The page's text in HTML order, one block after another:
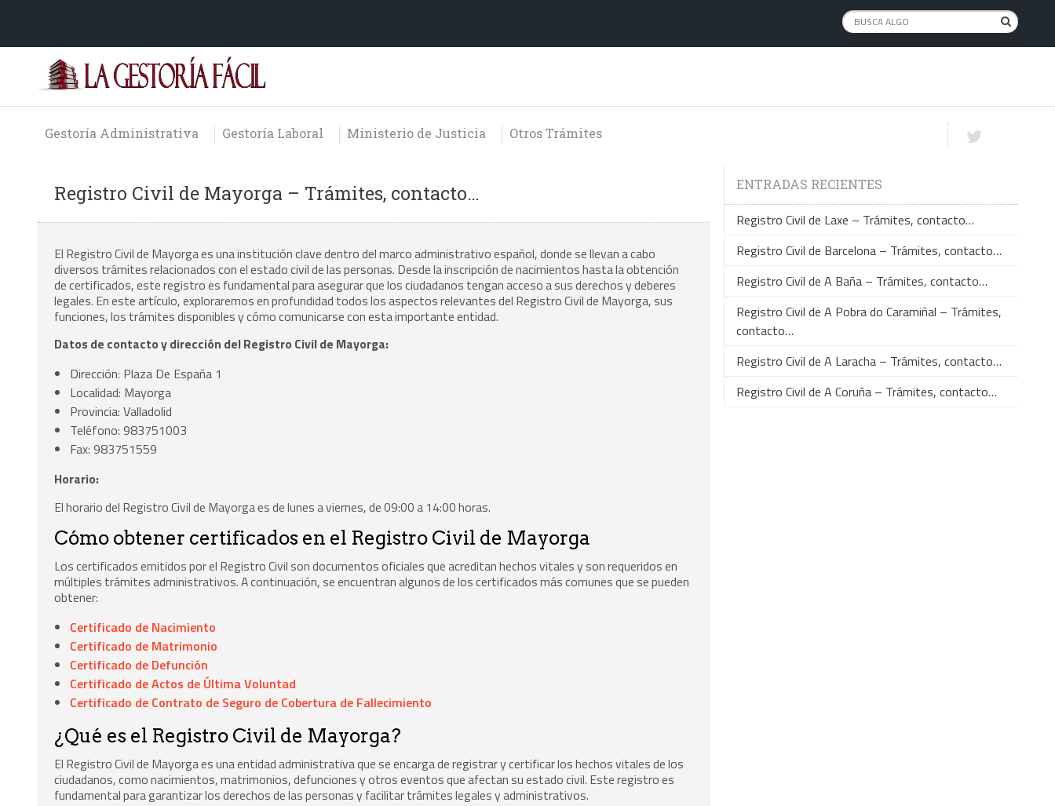
Gestoría Administrativa Gestoría Laboral Ministerio de Justicia Otros Trámites
Registro Civil de Mayorga – Trámites, contacto…
El Registro Civil de Mayorga es una institución clave dentro del marco administrativo español, donde se llevan a cabo
diversos trámites relacionados con el estado civil de las personas. Desde la inscripción de nacimientos hasta la obtención
de certificados, este registro es fundamental para asegurar que los ciudadanos tengan acceso a sus derechos y deberes
legales. En este artículo, exploraremos en profundidad todos los aspectos relevantes del Registro Civil de Mayorga, sus
funciones, los trámites disponibles y cómo comunicarse con esta importante entidad.
Datos de contacto y dirección del Registro Civil de Mayorga:
Dirección: Plaza De España 1
Localidad: Mayorga
Provincia: Valladolid
Teléfono: 983751003
Fax: 983751559
Horario:
El horario del Registro Civil de Mayorga es de lunes a viernes, de 09:00 a 14:00 horas.
Cómo obtener certificados en el Registro Civil de Mayorga
Los certificados emitidos por el Registro Civil son documentos oficiales que acreditan hechos vitales y son requeridos en
múltiples trámites administrativos. A continuación, se encuentran algunos de los certificados más comunes que se pueden
obtener:
Certificado de Nacimiento
Certificado de Matrimonio
Certificado de Defunción
Certificado de Actos de Última Voluntad
Certificado de Contrato de Seguro de Cobertura de Fallecimiento
¿Qué es el Registro Civil de Mayorga?
El Registro Civil de Mayorga es una entidad administrativa que se encarga de registrar y certificar los hechos vitales de los
ciudadanos, como nacimientos, matrimonios, defunciones y otros eventos que afectan su estado civil. Este registro es
fundamental para garantizar los derechos de las personas y facilitar trámites legales y administrativos.
ENTRADAS RECIENTES
Registro Civil de Laxe – Trámites, contacto…
Registro Civil de Barcelona – Trámites, contacto…
Registro Civil de A Baña – Trámites, contacto…
Registro Civil de A Pobra do Caramiñal – Trámites,
contacto…
Registro Civil de A Laracha – Trámites, contacto…
Registro Civil de A Coruña – Trámites, contacto…